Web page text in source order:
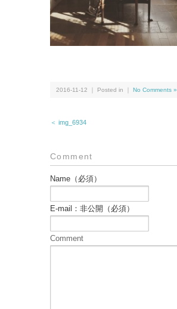
2016-11-12 ｜ Posted in ｜ No Comments »
＜ img_6934
Comment
Name（必須）
E-mail：非公開（必須）
Comment